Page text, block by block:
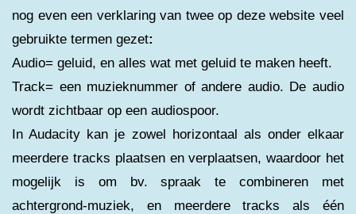
nog even een verklaring van twee op deze website veel
gebruikte termen gezet:
Audio= geluid, en alles wat met geluid te maken heeft.
Track= een muzieknummer of andere audio. De audio
wordt zichtbaar op een audiospoor.
In Audacity kan je zowel horizontaal als onder elkaar
meerdere tracks plaatsen en verplaatsen, waardoor het
mogelijk is om bv. spraak te combineren met
achtergrond-muziek, en meerdere tracks als één